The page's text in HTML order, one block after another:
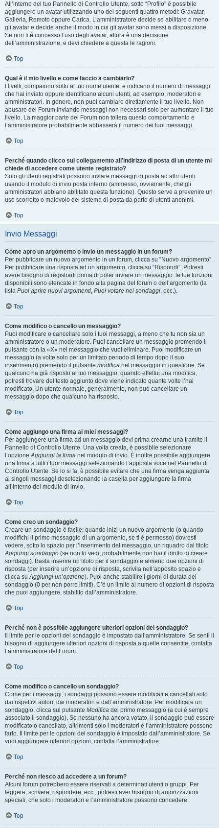
All’interno del tuo Pannello di Controllo Utente, sotto “Profilo” è possibile
aggiungere un avatar utilizzando uno dei seguenti quattro metodi: Gravatar,
Galleria, Remoto oppure Carica. L’amministratore decide se abilitare o meno
gli avatar e decide anche il modo in cui gli avatar sono messi a disposizione.
Se non ti è concesso l’uso degli avatar, allora è una decisione
dell’amministrazione, e devi chiedere a questa le ragioni.
Top
Qual è il mio livello e come faccio a cambiarlo?
I livelli, compaiono sotto al tuo nome utente, e indicano il numero di messaggi
che hai inviato oppure identificano alcuni utenti, ad esempio, moderatori e
amministratori. In genere, non puoi cambiare direttamente il tuo livello. Non
abusare del Forum inviando messaggi non necessari solo per aumentare il tuo
livello. La maggior parte dei Forum non tollera questo comportamento e
l’amministratore probabilmente abbasserà il numero dei tuoi messaggi.
Top
Perché quando clicco sul collegamento all’indirizzo di posta di un utente mi
chiede di accedere come utente registrato?
Solo gli utenti registrati possono inviare messaggi di posta ad altri utenti
usando il modulo di invio posta interno (ammesso, ovviamente, che gli
amministratori abbiano abilitato questa funzione). Questo serve a prevenire un
uso scorretto o malevolo del sistema di posta da parte di utenti anonimi.
Top
Invio Messaggi
Come apro un argomento o invio un messaggio in un forum?
Per pubblicare un nuovo argomento in un forum, clicca su “Nuovo argomento”.
Per pubblicare una risposta ad un argomento, clicca su “Rispondi”. Potresti
avere bisogno di registrarti prima di poter inviare un messaggio: le tue funzioni
disponibili sono elencate in fondo alla pagina del forum o dell’argomento (la
lista Puoi aprire nuovi argomenti, Puoi votare nei sondaggi, ecc.).
Top
Come modifico o cancello un messaggio?
Puoi modificare o cancellare solo i tuoi messaggi, a meno che tu non sia un
amministratore o un moderatore. Puoi cancellare un messaggio premendo il
pulsante con la «X» nel messaggio che vuoi eliminare. Puoi modificare un
messaggio (a volte solo per un limitato periodo di tempo dopo il suo
inserimento) premendo il pulsante modifica nel messaggio in questione. Se
qualcuno ha già risposto al tuo messaggio, quando effettui una modifica,
potresti trovare del testo aggiunto dove viene indicato quante volte l’hai
modificato. Un utente normale, generalmente, non può cancellare un
messaggio dopo che qualcuno ha risposto.
Top
Come aggiungo una firma ai miei messaggi?
Per aggiungere una firma ad un messaggio devi prima crearne una tramite il
Pannello di Controllo Utente. Una volta creata, è possibile selezionare
l’opzioneAggiungi la firma nel modulo di invio. È inoltre possibile aggiungere
una firma a tutti i tuoi messaggi selezionando l’apposita voce nel Pannello di
Controllo Utente. Se lo si fa, è possibile evitare che una firma venga aggiunta
ai singoli messaggi deselezionando la casella per aggiungere la firma
all’interno del modulo di invio.
Top
Come creo un sondaggio?
Creare un sondaggio è facile: quando inizi un nuovo argomento (o quando
modifichi il primo messaggio di un argomento, se ti è permesso) dovresti
vedere, sotto lo spazio per l’inserimento del messaggio, un riquadro dal titolo
Aggiungi sondaggio (se non lo vedi, probabilmente non hai il diritto di creare
sondaggi). Basta inserire un titolo per il sondaggio e almeno due opzioni di
risposta (per inserire un’opzione di risposta, scrivila nell’apposito spazio e
clicca suAggiungi un’opzione). Puoi anche stabilire i giorni di durata del
sondaggio (0 per non porre limiti). C’è un limite al numero di opzioni di risposta
che puoi aggiungere, stabilito dall’amministratore.
Top
Perché non è possibile aggiungere ulteriori opzioni del sondaggio?
Il limite per le opzioni del sondaggio è impostato dall’amministratore. Se senti il
bisogno di aggiungere ulteriori opzioni di risposta a quelle consentite, contatta
l’amministratore del Forum.
Top
Come modifico o cancello un sondaggio?
Come per i messaggi, i sondaggi possono essere modificati e cancellati solo
dai rispettivi autori, dai moderatori e dall’amministratore. Per modificare un
sondaggio, clicca sul pulsante Modifica del primo messaggio (a cui è sempre
associato il sondaggio). Se nessuno ha ancora votato, il sondaggio può essere
modificato o cancellato, altrimenti solo i moderatori e l’amministratore possono
farlo. Il limite per le opzioni del sondaggio è impostato dall’amministratore. Se
vuoi aggiungere ulteriori opzioni, contatta l’amministratore.
Top
Perché non riesco ad accedere a un forum?
Alcuni forum potrebbero essere riservati a determinati utenti o gruppi. Per
leggere, scrivere, rispondere, ecc., potresti aver bisogno di autorizzazioni
speciali, che solo i moderatori e l’amministratore possono concedere.
Top